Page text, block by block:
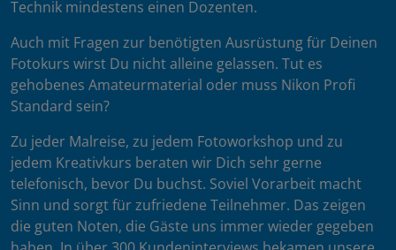
Technik mindestens einen Dozenten.
Auch mit Fragen zur benötigten Ausrüstung für Deinen
Fotokurs wirst Du nicht alleine gelassen. Tut es
gehobenes Amateurmaterial oder muss Nikon Profi
Standard sein?
Zu jeder Malreise, zu jedem Fotoworkshop und zu
jedem Kreativkurs beraten wir Dich sehr gerne
telefonisch, bevor Du buchst. Soviel Vorarbeit macht
Sinn und sorgt für zufriedene Teilnehmer. Das zeigen
die guten Noten, die Gäste uns immer wieder gegeben